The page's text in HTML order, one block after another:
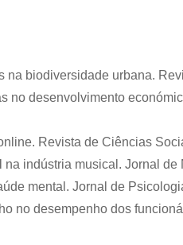
na biodiversidade urbana.
no desenvolvimento
Revista de Ciências
indústria musical. Jornal de
mental. Jornal de
no desempenho dos